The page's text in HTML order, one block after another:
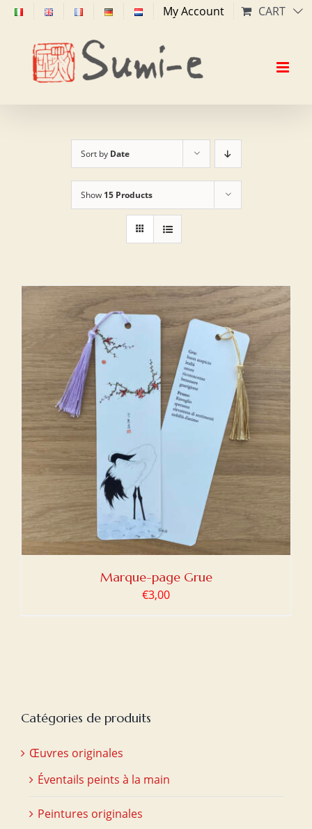
Skip
content
My Account CART
Sort by Date
Show 15 Products
Marque-page Grue
€3,00
Catégories de produits
Œuvres originales
Éventails peints à la main
Peintures originales